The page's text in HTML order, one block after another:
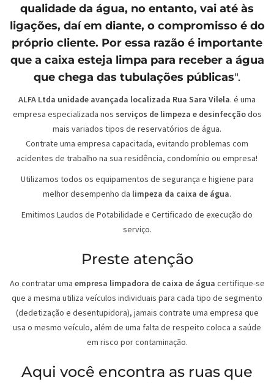
qualidade da água, no entanto, vai até às
ligações, daí em diante, o compromisso é do
próprio cliente. Por essa razão é importante
que a caixa esteja limpa para receber a água
que chega das tubulações públicas".
ALFA Ltda unidade avançada localizada Rua Sara Vilela. é uma
empresa especializada nos serviços de limpeza e desinfecçãodos
mais variados tipos de reservatórios de água.
Contrate uma empresa capacitada, evitando problemas com
acidentes de trabalho na sua residência, condomínio ou empresa!
Utilizamos todos os equipamentos de segurança e higiene para
melhor desempenho da limpeza da caixa de água.
Emitimos Laudos de Potabilidade e Certificado de execução do
serviço.
Preste atenção
Ao contratar uma empresa limpadora de caixa de água certifique-se
que a mesma utiliza veículos individuais para cada tipo de segmento
(dedetização e desentupidora), jamais contrate uma empresa que
usa o mesmo veículo, além de uma falta de respeito coloca a saúde
em risco por contaminação.
Aqui você encontra as ruas que